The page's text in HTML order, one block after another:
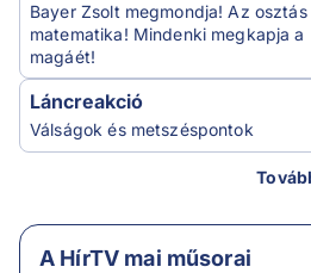
Bayer Zsolt megmondja! Az
matematika! Mindenki megkapja a
magáét!
Láncreakció
Válságok és metszéspontok
A HírTV mai műsorai